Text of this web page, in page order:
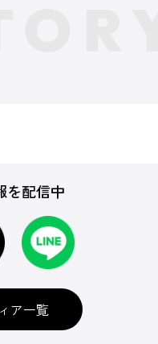
を配信中
ア一覧